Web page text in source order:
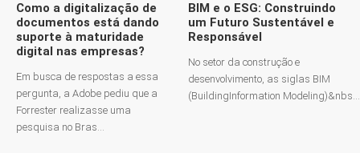
Como a digitalização de
documentos está dando
suporte à maturidade
digital nas empresas?
Em busca de respostas a essa
pergunta, a Adobe pediu que a
Forrester realizasse uma
pesquisa no Bras...
BIM e o ESG: Construindo
um Futuro Sustentável e
Responsável
No setor da construção e
desenvolvimento, as siglas BIM
(BuildingInformation Modeling)&nbs...